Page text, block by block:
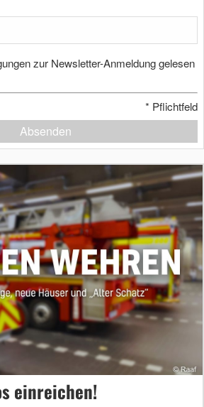
zur Newsletter-Anmeldung gelesen
* Pflichtfeld
Absenden
einreichen!